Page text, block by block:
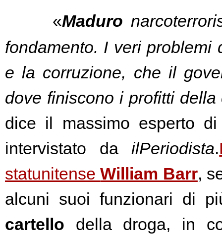
«Maduro
fondamento. I veri problemi
e la corruzione, che il
dove finiscono i profitti
dice il massimo esperto
intervistato da ilPeriodista.
statunitense William Barr,
cartello della droga, in